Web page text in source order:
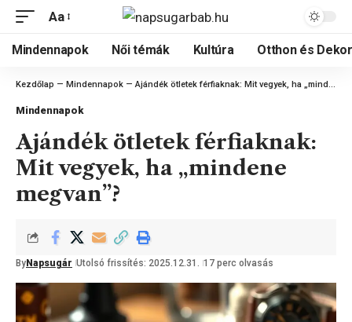
Aa
Mindennapok Női témák Kultúra Otthon és
Kezdőlap — Mindennapok —Ajándék ötletek férfiaknak: Mit vegyek, ha „mindene megvan”?
Mindennapok
Ajándék ötletek férfiaknak:
Mit vegyek, ha „mindene
megvan”?
By Napsugár Utolsó frissítés: 2025.12.31. 17 perc olvasás